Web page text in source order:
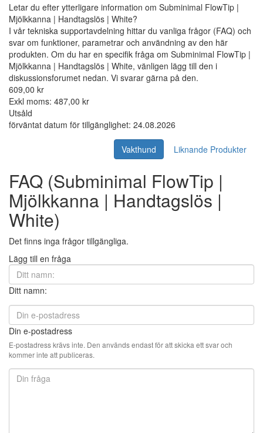
Letar du efter ytterligare information om Subminimal FlowTip |
Mjölkkanna | Handtagslös | White?
I vår tekniska supportavdelning hittar du vanliga frågor (FAQ) och
svar om funktioner, parametrar och användning av den här
produkten. Om du har en specifik fråga om Subminimal FlowTip |
Mjölkkanna | Handtagslös | White, vänligen lägg till den i
diskussionsforumet nedan. Vi svarar gärna på den.
609,00 kr
Exkl moms: 487,00 kr
Utsåld
förväntat datum för tillgänglighet: 24.08.2026
Vakthund Liknande Produkter
FAQ (Subminimal FlowTip |
Mjölkkanna | Handtagslös |
White)
Det finns inga frågor tillgängliga.
Lägg till en fråga
Ditt namn:
Din e-postadress
E-postadress krävs inte. Den används endast för att skicka ett svar och
kommer inte att publiceras.